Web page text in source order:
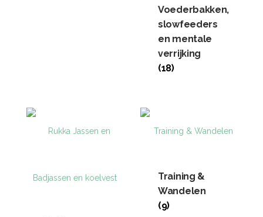
Voederbakken,
slowfeeders
en mentale
verrijking
(18)
Training &
Wandelen
(9)